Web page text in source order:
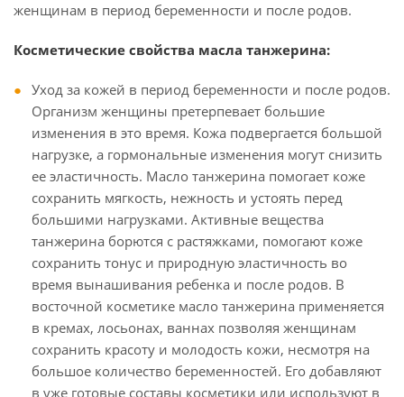
женщинам в период беременности и после родов.
Косметические свойства масла танжерина:
Уход за кожей в период беременности и после родов.
Организм женщины претерпевает большие
изменения в это время. Кожа подвергается большой
нагрузке, а гормональные изменения могут снизить
ее эластичность. Масло танжерина помогает коже
сохранить мягкость, нежность и устоять перед
большими нагрузками. Активные вещества
танжерина борются с растяжками, помогают коже
сохранить тонус и природную эластичность во
время вынашивания ребенка и после родов. В
восточной косметике масло танжерина применяется
в кремах, лосьонах, ваннах позволяя женщинам
сохранить красоту и молодость кожи, несмотря на
большое количество беременностей. Его добавляют
в уже готовые составы косметики или используют в